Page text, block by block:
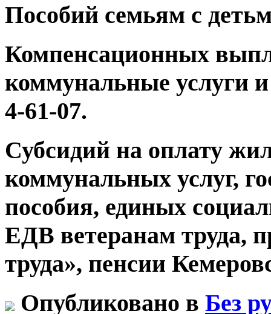
Пособий семьям с
Компенсационных
коммунальные услуги и
4-61-07.
Субсидий на оплату
коммунальных услуг,
пособия, единых
ЕДВ ветеранам труда,
труда», пенсии
Опубликовано в Без